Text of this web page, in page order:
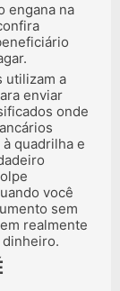
engana na
utilizam a
enviar
onde
quadrilha e
você
sem
realmente